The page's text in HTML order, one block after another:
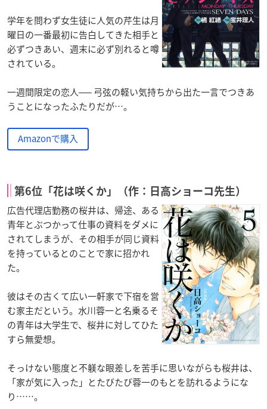
学年を問わず女生徒に人気の芹生は月
曜日の一番最初に告白してきた相手と
必ずつきあい、週末に必ず別れると噂
されている。
一週間限定の恋人── 弓弦の軽い気持ちから出た一言でつきあ
うことになったふたりだが…。
Amazonで購入
第6位「花は咲くか」（作：日高ショーコ先生）
広告代理店勤務の桜井は、帰途、ある
青年とぶつかって仕事の資料をダメに
されてしまうが、その相手が同じ資料
を持っているとのことで家に招かれ
た。
彼はその古くて広い一軒家で下宿を営
む家主だという。水川蓉一と名乗るそ
の青年は大学生で、桜井に対してひた
すら無愛想。
そっけない態度と不躾な眼差しを苦手に思いながらも桜井は、
「家が気に入った」とたびたび蓉一のもとを訪れるようにな
り……。